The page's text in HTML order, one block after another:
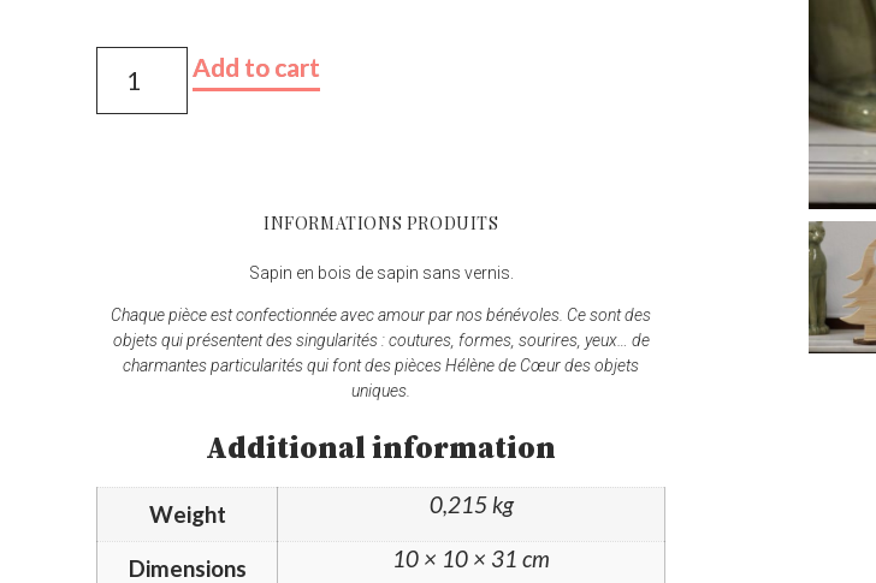
Add to cart
INFORMATIONS PRODUITS
Sapin en bois de sapin sans vernis.
Chaque pièce est confectionnée avec amour par nos bénévoles. Ce sont des
objets qui présentent des singularités : coutures, formes, sourires, yeux… de
charmantes particularités qui font des pièces Hélène de Cœur des objets
uniques.
Additional information
Weight 0,215 kg
Dimensions 10 × 10 × 31 cm